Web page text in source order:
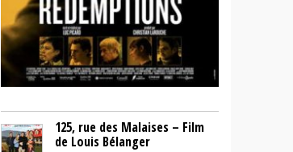
125, rue des Malaises – Film
de Louis Bélanger